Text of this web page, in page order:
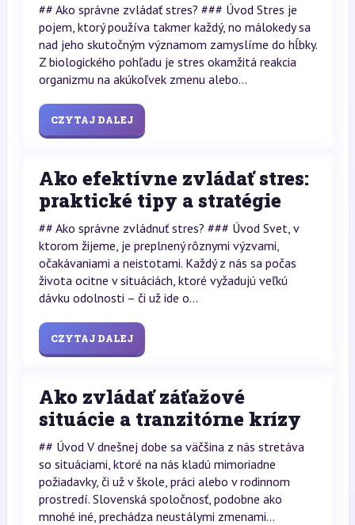
## Ako správne zvládať stres? ### Úvod Stres je
pojem, ktorý používa takmer každý, no málokedy sa
nad jeho skutočným významom zamyslíme do hĺbky.
Z biologického pohľadu je stres okamžitá reakcia
organizmu na akúkoľvek zmenu alebo...
CZYTAJ DALEJ
Ako efektívne zvládať stres:
praktické tipy a stratégie
## Ako správne zvládnuť stres? ### Úvod Svet, v
ktorom žijeme, je preplnený rôznymi výzvami,
očakávaniami a neistotami. Každý z nás sa počas
života ocitne v situáciách, ktoré vyžadujú veľkú
dávku odolnosti – či už ide o...
CZYTAJ DALEJ
Ako zvládať záťažové
situácie a tranzitórne krízy
## Úvod V dnešnej dobe sa väčšina z nás stretáva
so situáciami, ktoré na nás kladú mimoriadne
požiadavky, či už v škole, práci alebo v rodinnom
prostredí. Slovenská spoločnosť, podobne ako
mnohé iné, prechádza neustálymi zmenami...